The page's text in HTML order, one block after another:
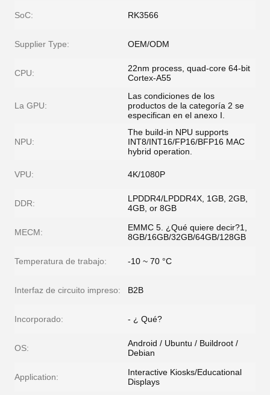
SoC: RK3566
Supplier Type: OEM/ODM
CPU:
22nm process, quad-core 64-bit
Cortex-A55
La GPU:
Las condiciones de los
productos de la categoría 2 se
especifican en el anexo I.
NPU:
The build-in NPU supports
INT8/INT16/FP16/BFP16 MAC
hybrid operation.
VPU: 4K/1080P
DDR:
LPDDR4/LPDDR4X, 1GB, 2GB,
4GB, or 8GB
MECM:
EMMC 5. ¿Qué quiere decir?1,
8GB/16GB/32GB/64GB/128GB
Temperatura de trabajo: -10 ~ 70 °C
Interfaz de circuito impreso: B2B
Incorporado: - ¿ Qué?
OS:
Android / Ubuntu / Buildroot /
Debian
Application:
Interactive Kiosks/Educational
Displays